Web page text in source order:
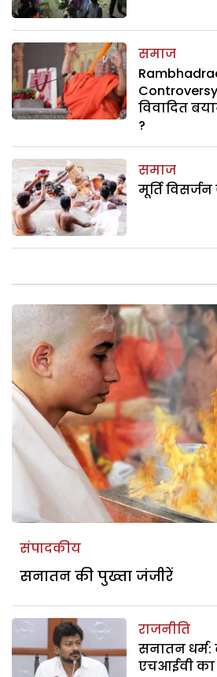
समाज
Controversy
विवादित
?
समाज
मूर्ति
संपादकीय
सनातन की पुख्ता जंजीरें
राजनीति
सनातन
एचआईवी का